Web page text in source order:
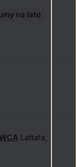
na lato
Lattafa,